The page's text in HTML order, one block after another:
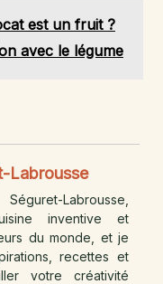
est un fruit ?
avec le légume
Labrousse
Labrousse,
inventive et
du monde, et je
recettes et
votre créativité